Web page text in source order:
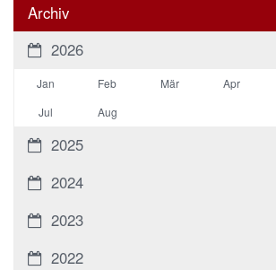
Archiv
2026
Jan Feb Mär Apr
Jul
Aug
2025
2024
2023
2022